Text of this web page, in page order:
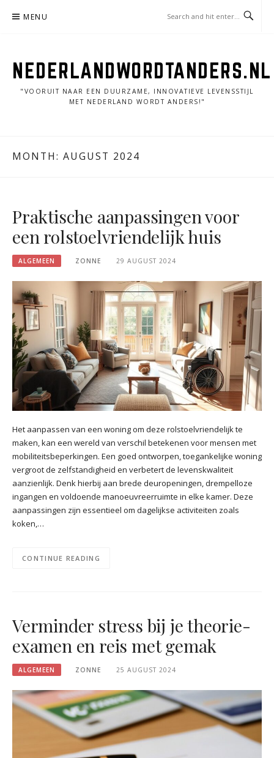
MENU
NEDERLANDWORDTANDERS.NL
"VOORUIT NAAR EEN DUURZAME, INNOVATIEVE LEVENSSTIJL
MET NEDERLAND WORDT ANDERS!"
MONTH: AUGUST 2024
Praktische aanpassingen voor
een rolstoelvriendelijk huis
ALGEMEEN ZONNE 29 AUGUST 2024
Het aanpassen van een woning om deze rolstoelvriendelijk te
maken, kan een wereld van verschil betekenen voor mensen met
mobiliteitsbeperkingen. Een goed ontworpen, toegankelijke woning
vergroot de zelfstandigheid en verbetert de levenskwaliteit
aanzienlijk. Denk hierbij aan brede deuropeningen, drempelloze
ingangen en voldoende manoeuvreerruimte in elke kamer. Deze
aanpassingen zijn essentieel om dagelijkse activiteiten zoals
koken,…
CONTINUE READING
Verminder stress bij je theorie-
examen en reis met gemak
ALGEMEEN ZONNE 25 AUGUST 2024